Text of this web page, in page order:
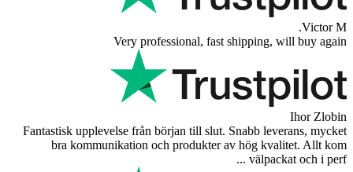
Very professional, fast
Fantastisk upplevelse från början till slut. Snabb
bra kommunikation och produkter av hög